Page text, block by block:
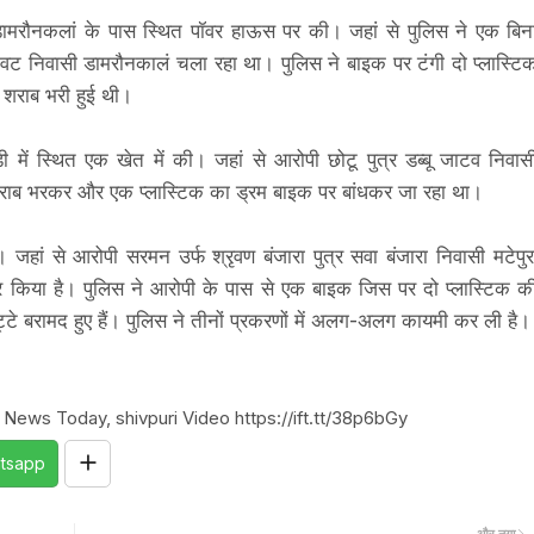
के पास स्थित पॉवर हाऊस पर की। जहां से पुलिस ने एक
डामरौनकालं चला रहा था। पुलिस ने बाइक पर टंगी दो
भरी हुई थी।
में स्थित एक खेत में की। जहां से आरोपी छोटू पुत्र डब्बू जाटव
भरकर और एक प्लास्टिक का ड्रम बाइक पर बांधकर जा रहा था।
जहां से आरोपी सरमन उर्फ श्रृवण बंजारा पुत्र सवा बंजारा निवासी
किया है। पुलिस ने आरोपी के पास से एक बाइक जिस पर दो प्लास्टिक
बरामद हुए हैं। पुलिस ने तीनों प्रकरणों में अलग-अलग कायमी कर ली
Today, shivpuri Video https://ift.tt/38p6bGy